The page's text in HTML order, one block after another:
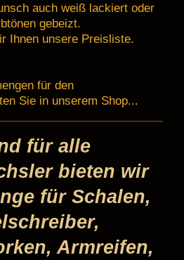
auch weiß lackiert oder
gebeizt.
Ihnen unsere Preisliste.
für den
Sie in unserem Shop...
für alle
bieten wir
für Schalen,
Armreifen,